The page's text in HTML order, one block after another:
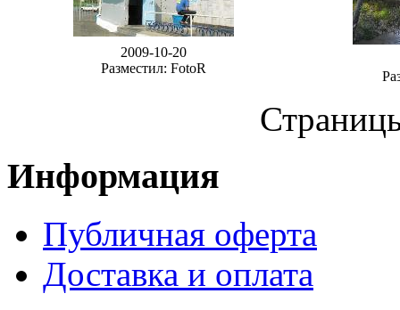
2009-10-20
Разместил: FotoR
Информация
Публичная оферта
Доставка и оплата